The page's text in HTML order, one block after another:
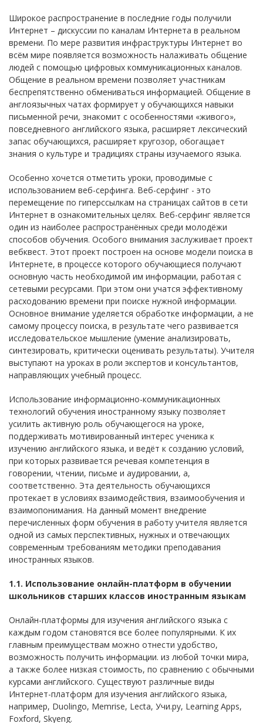
Широкое распространение в последние годы получили
Интернет – дискуссии по каналам Интернета в реальном
времени. По мере развития инфраструктуры Интернет во
всём мире появляется возможность налаживать общение
людей с помощью цифровых коммуникационных каналов.
Общение в реальном времени позволяет участникам
беспрепятственно обмениваться информацией. Общение в
англоязычных чатах формирует у обучающихся навыки
письменной речи, знакомит с особенностями «живого»,
повседневного английского языка, расширяет лексический
запас обучающихся, расширяет кругозор, обогащает
знания о культуре и традициях страны изучаемого языка.
Особенно хочется отметить уроки, проводимые с
использованием веб-серфинга. Веб-серфинг - это
перемещение по гиперссылкам на страницах сайтов в сети
Интернет в ознакомительных целях. Веб-серфинг является
один из наиболее распространённых среди молодёжи
способов обучения. Особого внимания заслуживает проект
вебквест. Этот проект построен на основе модели поиска в
Интернете, в процессе которого обучающиеся получают
основную часть необходимой им информации, работая с
сетевыми ресурсами. При этом они учатся эффективному
расходованию времени при поиске нужной информации.
Основное внимание уделяется обработке информации, а не
самому процессу поиска, в результате чего развивается
исследовательское мышление (умение анализировать,
синтезировать, критически оценивать результаты). Учителя
выступают на уроках в роли экспертов и консультантов,
направляющих учебный процесс.
Использование информационно-коммуникационных
технологий обучения иностранному языку позволяет
усилить активную роль обучающегося на уроке,
поддерживать мотивированный интерес ученика к
изучению английского языка, и ведёт к созданию условий,
при которых развивается речевая компетенция в
говорении, чтении, письме и аудировании, а,
соответственно. Эта деятельность обучающихся
протекает в условиях взаимодействия, взаимообучения и
взаимопонимания. На данный момент внедрение
перечисленных форм обучения в работу учителя является
одной из самых перспективных, нужных и отвечающих
современным требованиям методики преподавания
иностранных языков.
1.1. Использование онлайн-платформ в обучении
школьников старших классов иностранным языкам
Онлайн-платформы для изучения английского языка с
каждым годом становятся все более популярными. К их
главным преимуществам можно отнести удобство,
возможность получить информации. из любой точки мира,
а также более низкая стоимость, по сравнению с обычными
курсами английского. Существуют различные виды
Интернет-платформ для изучения английского языка,
например, Duolingo, Memrise, Lecta, Учи.ру, Learning Apps,
Foxford, Skyeng.